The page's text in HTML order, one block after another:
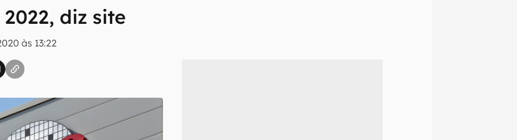
diz site
às 13:22
e concordo com os Termos de Uso e Política de Privacidade do Canaltech.